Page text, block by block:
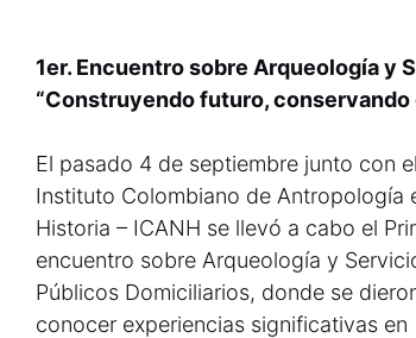
1er. Encuentro sobre Arqueología y
“Construyendo futuro, conservando
El pasado 4 de septiembre junto con el
Instituto Colombiano de Antropología
Historia – ICANH se llevó a cabo el
encuentro sobre Arqueología y
Públicos Domiciliarios, donde se
conocer experiencias significativas en